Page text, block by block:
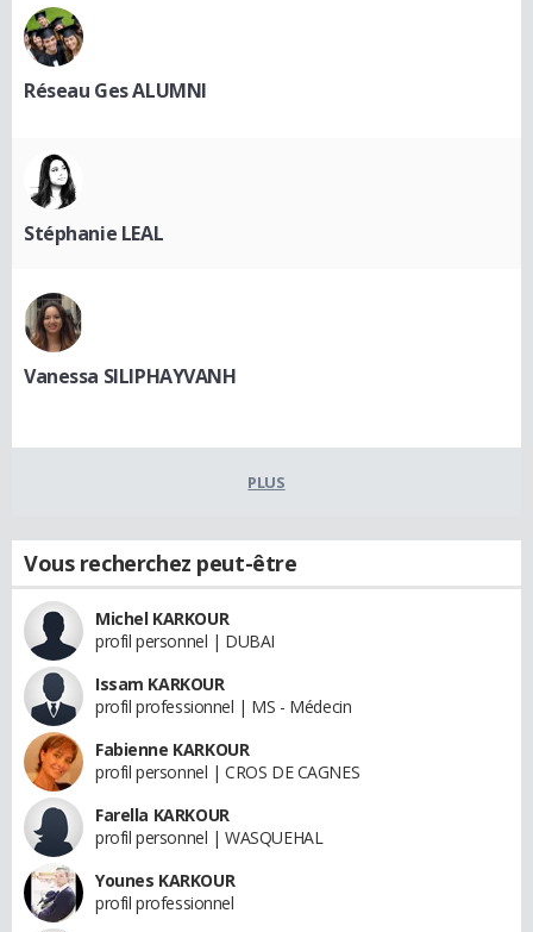
Réseau Ges ALUMNI
Stéphanie LEAL
Vanessa SILIPHAYVANH
PLUS
Vous recherchez peut-être
Michel KARKOUR
profil personnel | DUBAI
Issam KARKOUR
profil professionnel | MS - Médecin
Fabienne KARKOUR
profil personnel | CROS DE CAGNES
Farella KARKOUR
profil personnel | WASQUEHAL
Younes KARKOUR
profil professionnel